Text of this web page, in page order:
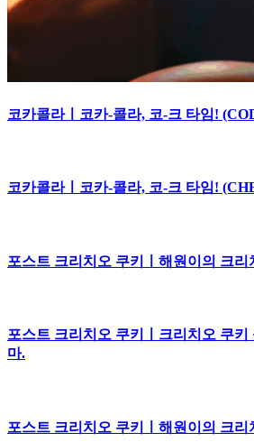
코카콜라ㅣ코카-콜라, 코-크 타임!
코카콜라ㅣ코카-콜라, 코-크 타임!
포스트 크리치오 쿠키ㅣ해원이의 크리
포스트 크리치오 쿠키ㅣ크리치오 쿠키
마.
포스트 크리치오 쿠키ㅣ해원이의 크리